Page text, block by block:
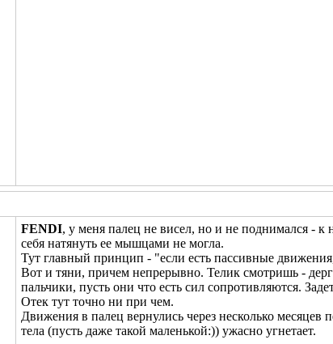
FENDI, у меня палец не висел, но и не поднимался - к
себя натянуть ее мышцами не могла.
Тут главный принцип - "если есть пассивные
Вот и тяни, причем непрерывно. Телик смотришь -
пальчики, пусть они что есть сил сопротивляются.
Отек тут точно ни при чем.
Движения в палец вернулись через несколько месяцев
тела (пусть даже такой маленькой:)) ужасно угнетает.